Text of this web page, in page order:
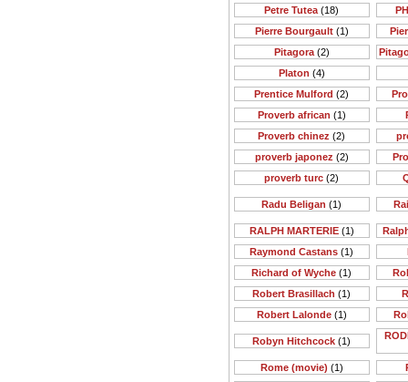
Petre Tutea (18)
Pierre Bourgault(1)
Pitagora(2)
Platon (4)
Prentice Mulford (2)
Proverb african (1)
Proverb chinez (2)
proverb japonez (2)
proverb turc (2)
Radu Beligan (1)
RALPH MARTERIE(1)
Raymond Castans (1)
Richard of Wyche (1)
Robert Brasillach (1)
Robert Lalonde(1)
Robyn Hitchcock (1)
Rome (movie) (1)